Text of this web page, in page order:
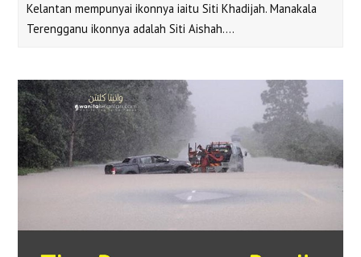
Kelantan mempunyai ikonnya iaitu Siti Khadijah. Manakala
Terengganu ikonnya adalah Siti Aishah.…